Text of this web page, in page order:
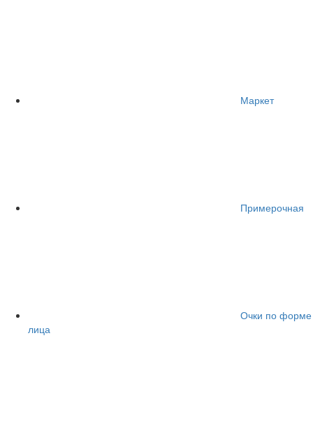
Маркет
Примерочная
Очки по форме
лица